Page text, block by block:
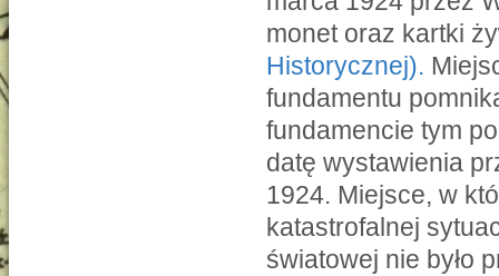
monet oraz kartki
Historycznej).
fundamentu
fundamencie tym
datę wystawienia
1924. Miejsce, w
katastrofalnej
światowej nie było